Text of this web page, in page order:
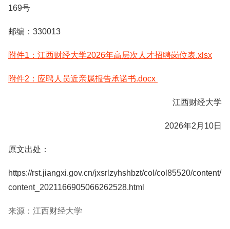
169号
邮编：330013
附件1：江西财经大学2026年高层次人才招聘岗位表.xlsx
附件2：应聘人员近亲属报告承诺书.docx
江西财经大学
2026年2月10日
原文出处：
https://rst.jiangxi.gov.cn/jxsrlzyhshbzt/col/col85520/content/
content_2021166905066262528.html
来源：江西财经大学